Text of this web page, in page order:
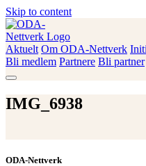
Skip to content
ODA-Nettverk
Aktuelt Om ODA-Nettverk
Bli medlem Partnere Bli partner
IMG_6938
ODA-Nettverk